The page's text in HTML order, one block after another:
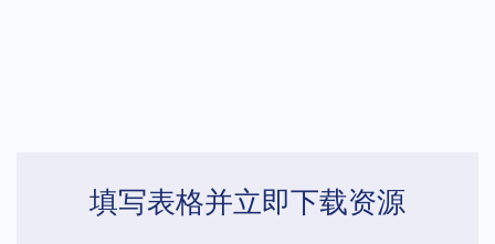
填写表格并立即下载资源